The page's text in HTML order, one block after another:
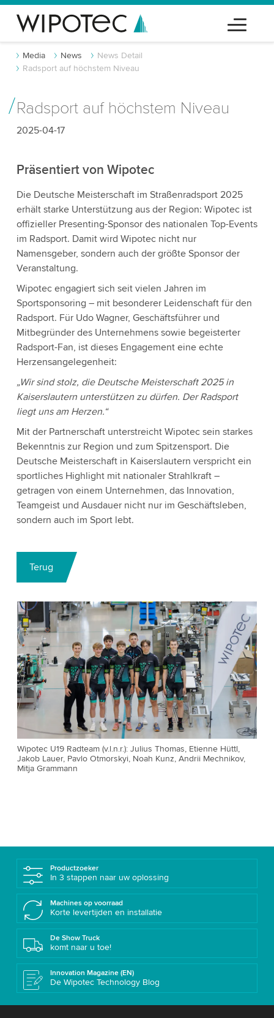
Media News
News Detail
Radsport auf höchstem Niveau
Radsport auf höchstem Niveau
2025-04-17
Präsentiert von Wipotec
Die Deutsche Meisterschaft im Straßenradsport 2025
erhält starke Unterstützung aus der Region: Wipotec ist
offizieller Presenting-Sponsor des nationalen Top-Events
im Radsport. Damit wird Wipotec nicht nur
Namensgeber, sondern auch der größte Sponsor der
Veranstaltung.
Wipotec engagiert sich seit vielen Jahren im
Sportsponsoring – mit besonderer Leidenschaft für den
Radsport. Für Udo Wagner, Geschäftsführer und
Mitbegründer des Unternehmens sowie begeisterter
Radsport-Fan, ist dieses Engagement eine echte
Herzensangelegenheit:
„Wir sind stolz, die Deutsche Meisterschaft 2025 in
Kaiserslautern unterstützen zu dürfen. Der Radsport
liegt uns am Herzen.“
Mit der Partnerschaft unterstreicht Wipotec sein starkes
Bekenntnis zur Region und zum Spitzensport. Die
Deutsche Meisterschaft in Kaiserslautern verspricht ein
sportliches Highlight mit nationaler Strahlkraft –
getragen von einem Unternehmen, das Innovation,
Teamgeist und Ausdauer nicht nur im Geschäftsleben,
sondern auch im Sport lebt.
Terug
Wipotec U19 Radteam (v.l.n.r.): Julius Thomas, Etienne Hüttl,
Jakob Lauer, Pavlo Otmorskyi, Noah Kunz, Andrii Mechnikov,
Mitja Grammann
Productzoeker
In 3 stappen naar uw oplossing
Machines op voorraad
Korte levertijden en installatie
De Show Truck
komt naar u toe!
Innovation Magazine (EN)
De Wipotec Technology Blog